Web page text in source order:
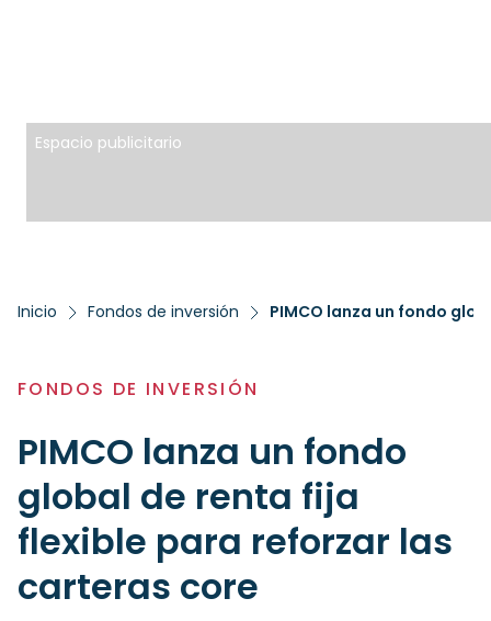
Espacio publicitario
Inicio Fondos de inversión PIMCO lanza un fondo
FONDOS DE INVERSIÓN
PIMCO lanza un fondo
global de renta fija
flexible para reforzar las
carteras core